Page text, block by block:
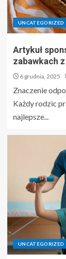
UNCATEGORIZED
Artykuł
zabawkach
6 grudnia, 2025
Znaczenie
Każdy rodzic
najlepsze...
UNCATEGORIZED